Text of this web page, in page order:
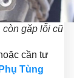
còn gặp lỗi cũ
cần tư
Phụ Tùng